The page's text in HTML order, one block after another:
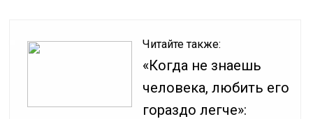
Читайте также:
«Когда не знаешь
человека, любить его
гораздо легче»: